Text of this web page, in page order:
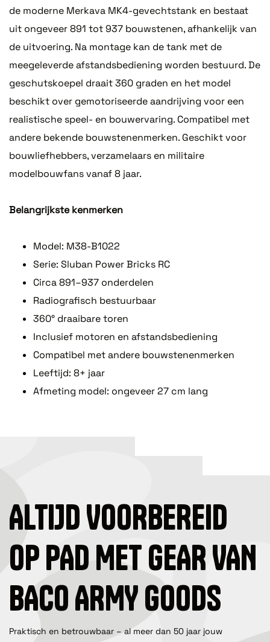
de moderne Merkava MK4-gevechtstank en bestaat
uit ongeveer 891 tot 937 bouwstenen, afhankelijk van
de uitvoering. Na montage kan de tank met de
meegeleverde afstandsbediening worden bestuurd. De
geschutskoepel draait 360 graden en het model
beschikt over gemotoriseerde aandrijving voor een
realistische speel- en bouwervaring. Compatibel met
andere bekende bouwstenenmerken. Geschikt voor
bouwliefhebbers, verzamelaars en militaire
modelbouwfans vanaf 8 jaar.
Belangrijkste kenmerken
Model: M38-B1022
Serie: Sluban Power Bricks RC
Circa 891–937 onderdelen
Radiografisch bestuurbaar
360° draaibare toren
Inclusief motoren en afstandsbediening
Compatibel met andere bouwstenenmerken
Leeftijd: 8+ jaar
Afmeting model: ongeveer 27 cm lang
ALTIJD VOORBEREID
OP PAD MET GEAR VAN
BACO ARMY GOODS
Praktisch en betrouwbaar – al meer dan 50 jaar jouw